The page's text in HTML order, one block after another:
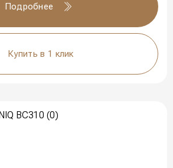
Подробнее
Купить в 1 клик